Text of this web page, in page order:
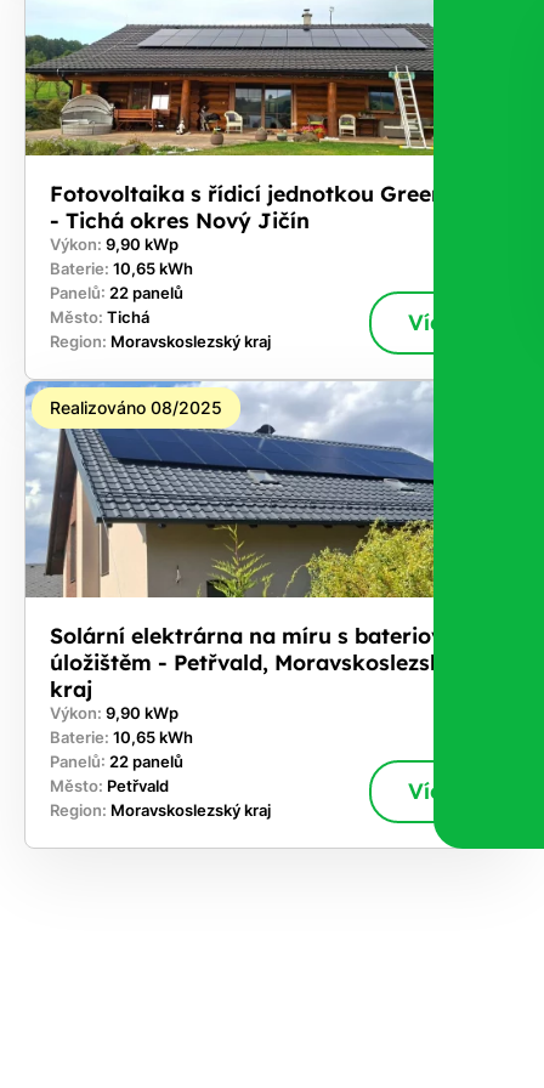
Fotovoltaika s řídicí jednotkou GreenBox
- Tichá okres Nový Jičín
Výkon: 9,90 kWp
Baterie: 10,65 kWh
Panelů: 22 panelů
Město: Tichá
Region: Moravskoslezský kraj
Více
Realizováno 08/2025
Solární elektrárna na míru s bateriovým
úložištěm - Petřvald, Moravskoslezský
kraj
Výkon: 9,90 kWp
Baterie: 10,65 kWh
Panelů: 22 panelů
Město: Petřvald
Region: Moravskoslezský kraj
Více